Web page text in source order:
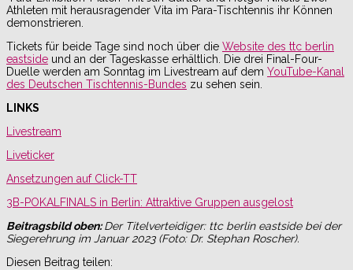
Athleten mit herausragender Vita im Para-Tischtennis ihr Können
demonstrieren.
Tickets für beide Tage sind noch über die Website des ttc berlin
eastside und an der Tageskasse erhältlich. Die drei Final-Four-
Duelle werden am Sonntag im Livestream auf dem YouTube-Kanal
des Deutschen Tischtennis-Bundes zu sehen sein.
LINKS
Livestream
Liveticker
Ansetzungen auf Click-TT
3B-POKALFINALS in Berlin: Attraktive Gruppen ausgelost
Beitragsbild oben:Der Titelverteidiger: ttc berlin eastside bei der
Siegerehrung im Januar 2023 (Foto: Dr. Stephan Roscher).
Diesen Beitrag teilen: